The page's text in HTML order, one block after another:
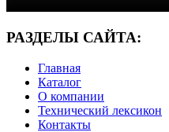
РАЗДЕЛЫ САЙТА:
Главная
Каталог
О компании
Технический лексикон
Контакты